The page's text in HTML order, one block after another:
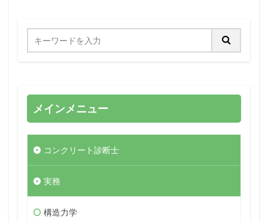
メインメニュー
コンクリート診断士
実務
構造力学